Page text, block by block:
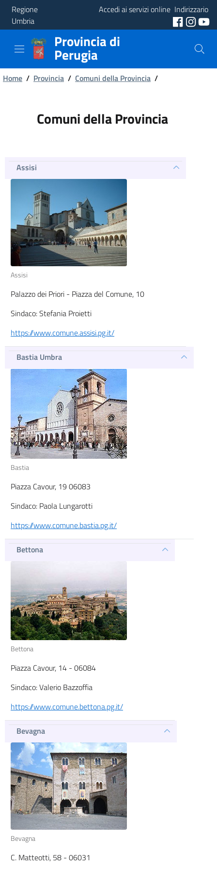
Regione
Umbria
Accedi ai servizi online Indirizzario
Provincia
Aree
Tematiche
Provincia di
Perugia
Briciole
Home / Provincia / Comuni della Provincia /
Comuni della Provincia
Assisi
Assisi
Palazzo dei Priori - Piazza del Comune, 10
Sindaco: Stefania Proietti
https://www.comune.assisi.pg.it/
Bastia Umbra
Bastia
Piazza Cavour, 19 06083
Sindaco: Paola Lungarotti
https://www.comune.bastia.pg.it/
Bettona
Bettona
Piazza Cavour, 14 - 06084
Sindaco: Valerio Bazzoffia
https://www.comune.bettona.pg.it/
Bevagna
Bevagna
C. Matteotti, 58 - 06031